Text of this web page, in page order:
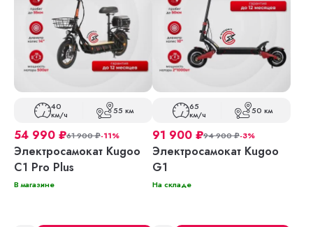
40
км/ч 55 км
54 990 ₽61 900₽-11%
Электросамокат Kugoo
C1 Pro Plus
В магазине
65
км/ч 50 км
91 900 ₽94 900₽-3%
Электросамокат Kugoo
G1
На складе